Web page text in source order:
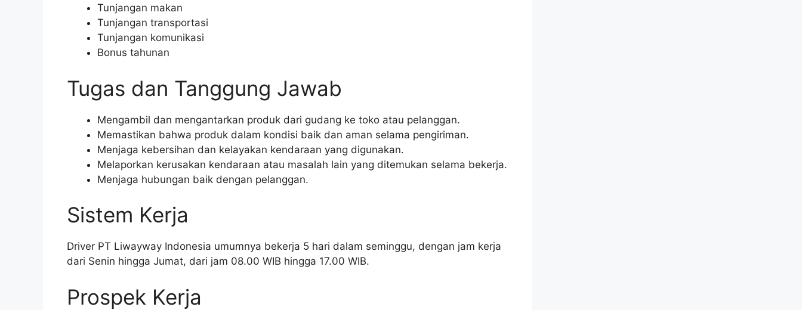
Tunjangan makan
Tunjangan transportasi
Tunjangan komunikasi
Bonus tahunan
Tugas dan Tanggung Jawab
Mengambil dan mengantarkan produk dari gudang ke toko atau pelanggan.
Memastikan bahwa produk dalam kondisi baik dan aman selama pengiriman.
Menjaga kebersihan dan kelayakan kendaraan yang digunakan.
Melaporkan kerusakan kendaraan atau masalah lain yang ditemukan selama bekerja.
Menjaga hubungan baik dengan pelanggan.
Sistem Kerja
Driver PT Liwayway Indonesia umumnya bekerja 5 hari dalam seminggu, dengan jam kerja
dari Senin hingga Jumat, dari jam 08.00 WIB hingga 17.00 WIB.
Prospek Kerja